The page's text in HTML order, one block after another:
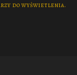
do wyświetlenia.